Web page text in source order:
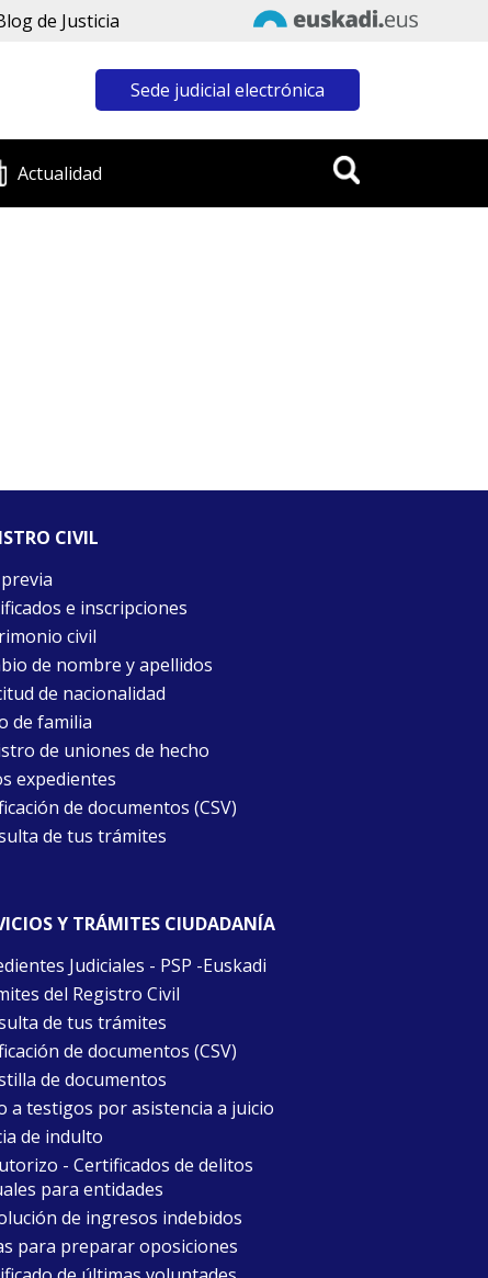
de Justicia
Sede judicial electrónica
Actualidad
CIVIL
e inscripciones
civil
de nombre y apellidos
de nacionalidad
de familia
de uniones de hecho
expedientes
de documentos (CSV)
de tus trámites
Y TRÁMITES CIUDADANÍA
Judiciales - PSP -Euskadi
del Registro Civil
de tus trámites
de documentos (CSV)
de documentos
a testigos por asistencia a juicio
de indulto
- Certificados de delitos
para entidades
de ingresos indebidos
para preparar oposiciones